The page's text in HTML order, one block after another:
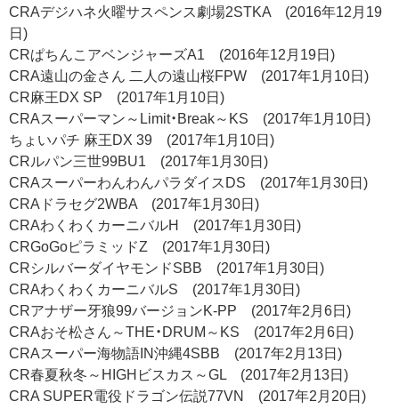
CRAデジハネ火曜サスペンス劇場2STKA (2016年12月19
日)
CRぱちんこアベンジャーズA1 (2016年12月19日)
CRA遠山の金さん 二人の遠山桜FPW (2017年1月10日)
CR麻王DX SP (2017年1月10日)
CRAスーパーマン～Limit・Break～KS (2017年1月10日)
ちょいパチ 麻王DX 39 (2017年1月10日)
CRルパン三世99BU1 (2017年1月30日)
CRAスーパーわんわんパラダイスDS (2017年1月30日)
CRAドラセグ2WBA (2017年1月30日)
CRAわくわくカーニバルH (2017年1月30日)
CRGoGoピラミッドZ (2017年1月30日)
CRシルバーダイヤモンドSBB (2017年1月30日)
CRAわくわくカーニバルS (2017年1月30日)
CRアナザー牙狼99バージョンK-PP (2017年2月6日)
CRAおそ松さん～THE・DRUM～KS (2017年2月6日)
CRAスーパー海物語IN沖縄4SBB (2017年2月13日)
CR春夏秋冬～HIGHビスカス～GL (2017年2月13日)
CRA SUPER電役ドラゴン伝説77VN (2017年2月20日)